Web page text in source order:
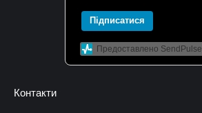
Підписатися
Предоставлено SendPulse
Контакти